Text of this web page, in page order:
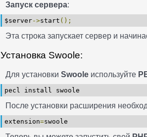
Запуск сервера:
$server->start ();
Эта строка запускает сервер и
Установка Swoole:
Для установки Swoole используйте
pecl install swoole
После установки расширения
extension=swoole